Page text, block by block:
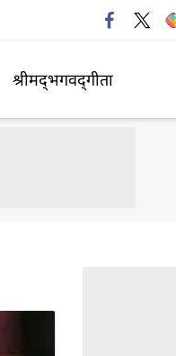
श्रीमद्‍भगवद्‍गीता